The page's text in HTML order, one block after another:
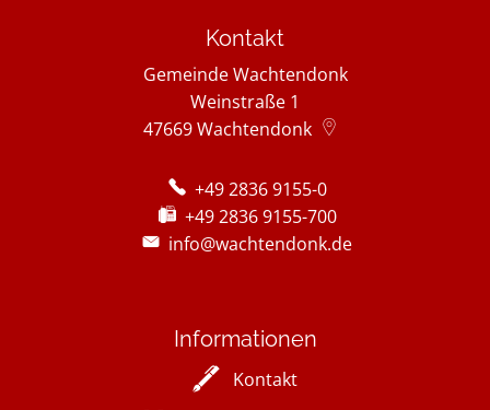
Kontakt
Gemeinde Wachtendonk
Weinstraße 1
47669Wachtendonk
+49 2836 9155-0
+49 2836 9155-700
info@wachtendonk.de
Informationen
Kontakt